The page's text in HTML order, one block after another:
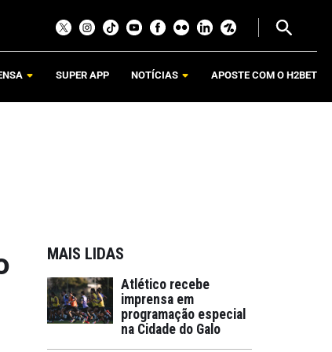
SUPER APP NOTÍCIAS APOSTE COM O H2BET
MAIS LIDAS
Atlético recebe
imprensa em
programação especial
na Cidade do Galo